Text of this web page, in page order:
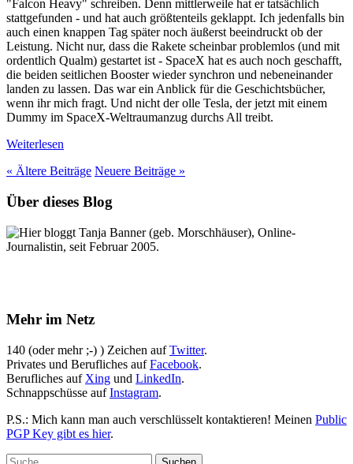
"Falcon Heavy" schreiben. Denn mittlerweile hat er tatsächlich
stattgefunden - und hat auch größtenteils geklappt. Ich jedenfalls bin
auch einen knappen Tag später noch äußerst beeindruckt ob der
Leistung. Nicht nur, dass die Rakete scheinbar problemlos (und mit
ordentlich Qualm) gestartet ist - SpaceX hat es auch noch geschafft,
die beiden seitlichen Booster wieder synchron und nebeneinander
landen zu lassen. Das war ein Anblick für die Geschichtsbücher,
wenn ihr mich fragt. Und nicht der olle Tesla, der jetzt mit einem
Dummy im SpaceX-Weltraumanzug durchs All treibt.
Weiterlesen
« Ältere Beiträge Neuere Beiträge »
Über dieses Blog
Hier bloggt Tanja Banner (geb. Morschhäuser), Online-
Journalistin, seit Februar 2005.
Mehr im Netz
140 (oder mehr ;-) ) Zeichen aufTwitter.
Privates und Berufliches aufFacebook.
Berufliches auf Xing und LinkedIn.
Schnappschüsse aufInstagram.
P.S.: Mich kann man auch verschlüsselt kontaktieren! Meinen Public
PGP Key gibt es hier.